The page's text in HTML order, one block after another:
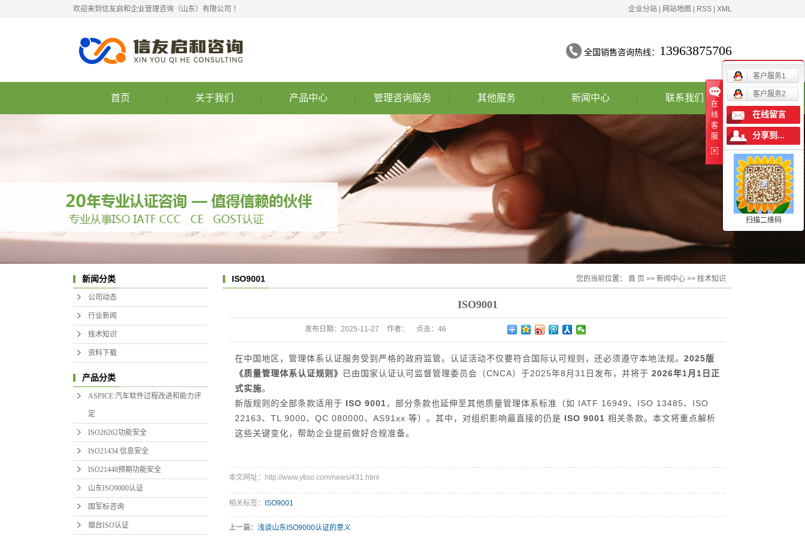
欢迎来到信友启和企业管理咨询（山东）有限公司 ！ 企业分站 网站地图 RSS XML
全国销售咨询热线： 13963875706
首页 关于我们
公司理念
营业执照
业务范围
权威认证
产品中心
ISO21448预期功能安全
国军标咨询
烟台ISO认证
ISO22000认证
HACCP认证
ISO45001/OHSAS18000
认证
GOST-R认证
CE认证
十环认证
管理咨询服务
管理咨询服务
企业必须了解的关键变化
其他服务
其他服务
新闻中心
公司动态
联系我们
新闻分类
公司动态
行业新闻
技术知识
资料下载
产品分类
ASPICE 汽车软件过程改进和能力评
定
ISO26262功能安全
ISO21434 信息安全
ISO21448预期功能安全
山东ISO9000认证
国军标咨询
烟台ISO认证
ISO9001 您的当前位置： 首 页 >> 新闻中心 >> 技术知识
ISO9001
发布日期： 2025-11-27 作者： 点击： 46
在中国地区，管理体系认证服务受到严格的政府监管。认证活动不仅要符合国际认可规则，还必须遵守本地法规。 2025版
《质量管理体系认证规则》 已由国家认证认可监督管理委员会（CNCA）于2025年8月31日发布，并将于 2026年1月1日正
式实施。
新版规则的全部条款适用于 ISO 9001，部分条款也延伸至其他质量管理体系标准（如 IATF 16949、ISO 13485、ISO
22163、TL 9000、QC 080000、AS91xx 等）。其中，对组织影响最直接的仍是 ISO 9001 相关条款。本文将重点解析
这些关键变化，帮助企业提前做好合规准备。
本文网址：http://www.ytiso.com/news/431.html
相关标签： ISO9001
上一篇： 浅谈山东ISO9000认证的意义
在
线
客
服
客户服务1
客户服务2
在线留言
分享到...
扫描二维码